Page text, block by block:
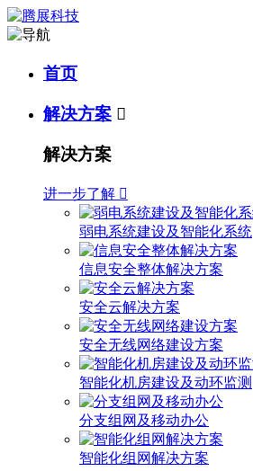
首页
解决方案 
解决方案
进一步了解 
弱电系统建设及智能化系统
信息安全整体解决方案
安全云解决方案
安全无线网络建设方案
智能化机房建设及动环监测
分支组网及移动办公
智能化组网解决方案